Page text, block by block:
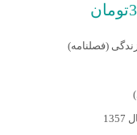
تومان
(فصلنامه)